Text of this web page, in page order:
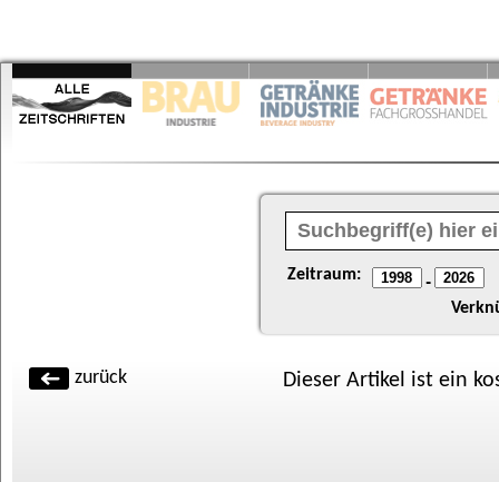
Zeitraum: -
zurück Dieser Artikel ist ein